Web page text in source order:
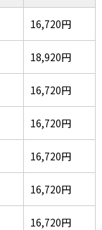
16,720円
18,920円
16,720円
16,720円
16,720円
16,720円
16,720円